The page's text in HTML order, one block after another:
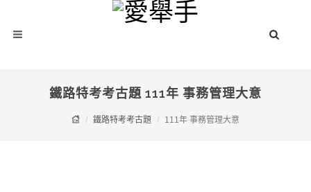
鐵路特考考古題 111年 事務管理大意
鐵路特考考古題 111年 事務管理大意